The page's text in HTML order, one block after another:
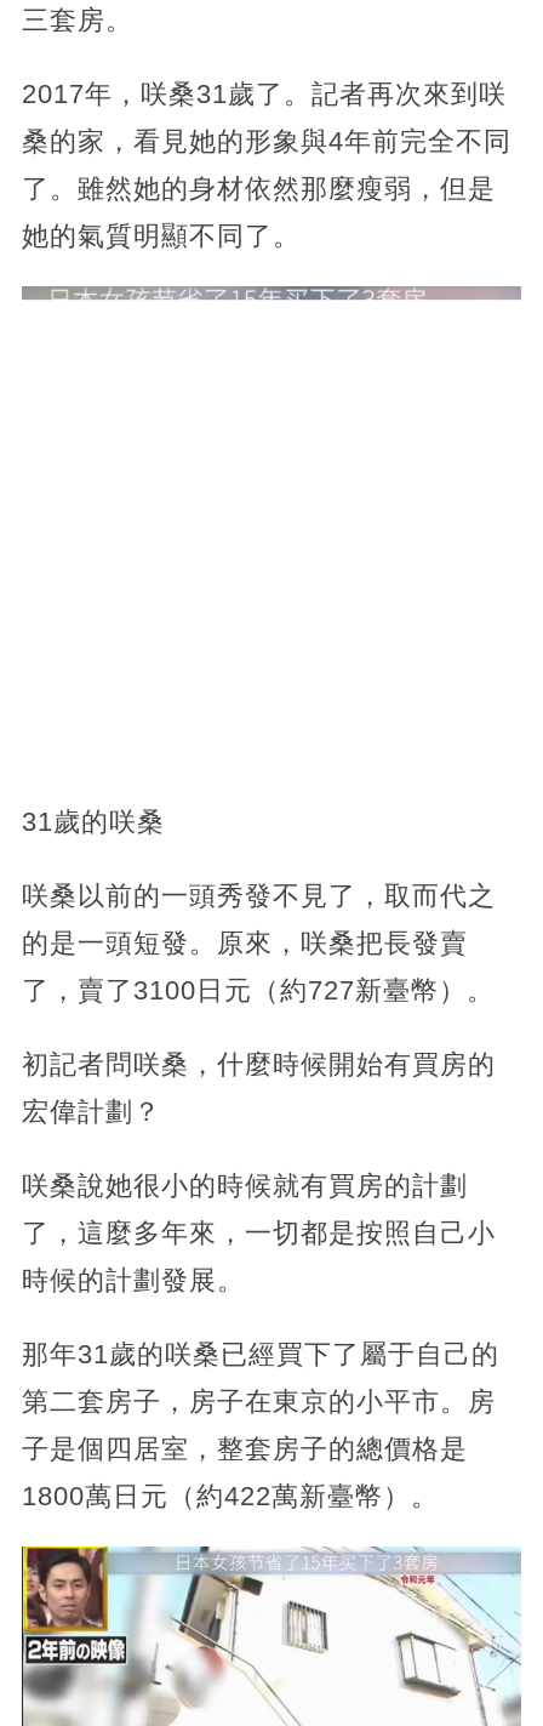
三套房。
2017年，咲桑31歲了。記者再次來到咲
桑的家，看見她的形象與4年前完全不同
了。雖然她的身材依然那麼瘦弱，但是
她的氣質明顯不同了。
31歲的咲桑
咲桑以前的一頭秀發不見了，取而代之
的是一頭短發。原來，咲桑把長發賣
了，賣了3100日元（約727新臺幣）。
初記者問咲桑，什麼時候開始有買房的
宏偉計劃？
咲桑說她很小的時候就有買房的計劃
了，這麼多年來，一切都是按照自己小
時候的計劃發展。
那年31歲的咲桑已經買下了屬于自己的
第二套房子，房子在東京的小平市。房
子是個四居室，整套房子的總價格是
1800萬日元（約422萬新臺幣）。